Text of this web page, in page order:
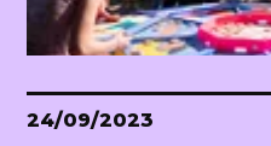
24/09/2023